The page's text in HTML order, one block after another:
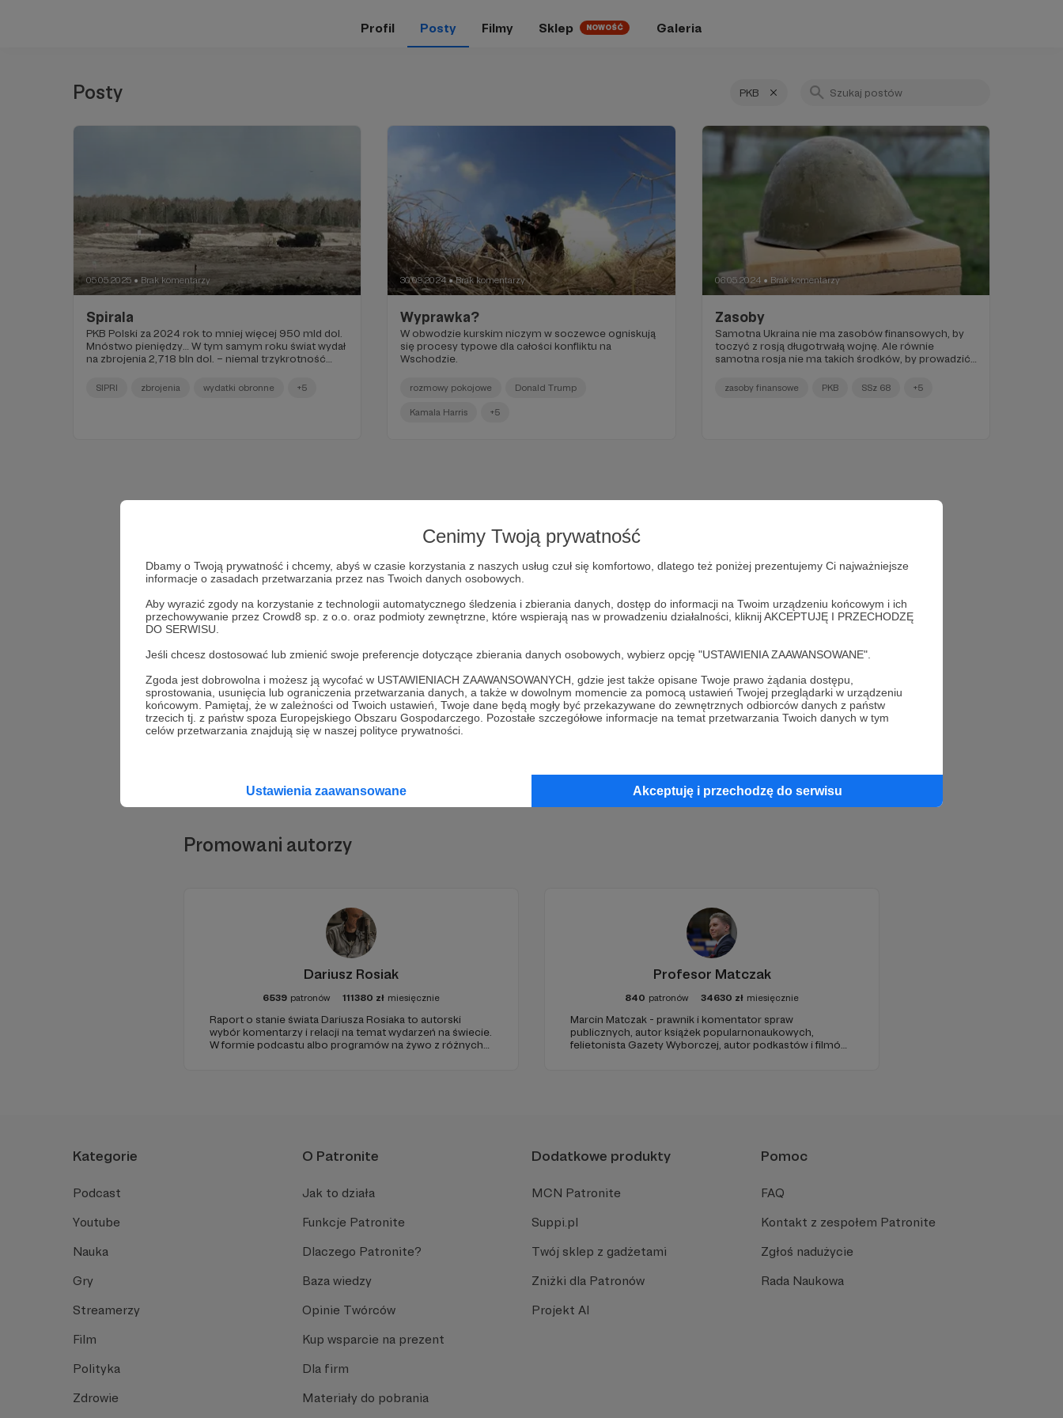
Cenimy Twoją prywatność
Dbamy o Twoją prywatność i chcemy, abyś w czasie korzystania z naszych usług czuł się komfortowo, dlatego też poniżej prezentujemy Ci najważniejsze
informacje o zasadach przetwarzania przez nas Twoich danych osobowych.
Aby wyrazić zgody na korzystanie z technologii automatycznego śledzenia i zbierania danych, dostęp do informacji na Twoim urządzeniu końcowym i ich
przechowywanie przez Crowd8 sp. z o.o. oraz podmioty zewnętrzne, które wspierają nas w prowadzeniu działalności, kliknij AKCEPTUJĘ I PRZECHODZĘ
DO SERWISU.
Jeśli chcesz dostosować lub zmienić swoje preferencje dotyczące zbierania danych osobowych, wybierz opcję "USTAWIENIA ZAAWANSOWANE".
Zgoda jest dobrowolna i możesz ją wycofać w USTAWIENIACH ZAAWANSOWANYCH, gdzie jest także opisane Twoje prawo żądania dostępu,
sprostowania, usunięcia lub ograniczenia przetwarzania danych, a także w dowolnym momencie za pomocą ustawień Twojej przeglądarki w urządzeniu
końcowym. Pamiętaj, że w zależności od Twoich ustawień, Twoje dane będą mogły być przekazywane do zewnętrznych odbiorców danych z państw
trzecich tj. z państw spoza Europejskiego Obszaru Gospodarczego. Pozostałe szczegółowe informacje na temat przetwarzania Twoich danych w tym
celów przetwarzania znajdują się w naszej polityce prywatności.
Ustawienia zaawansowane Akceptuję i przechodzę do serwisu
Profil Posty Filmy Sklep NOWOŚĆ Galeria
Posty PKB
05.05.2025 ● Brak komentarzy
Spirala
PKB Polski za 2024 rok to mniej więcej 950 mld dol.
Mnóstwo pieniędzy… W tym samym roku świat wydał
na zbrojenia 2,718 bln dol. – niemal trzykrotność
Sztokholmskiego Międzynarodowego Instytutu
Badań nad Pokojem (SIPRI).
SIPRI zbrojenia wydatki obronne +5
30.09.2024 ● Brak komentarzy
Wyprawka?
W obwodzie kurskim niczym w soczewce ogniskują
się procesy typowe dla całości konfliktu na
Wschodzie.
rozmowy pokojowe Donald Trump
Kamala Harris +5
06.05.2024 ● Brak komentarzy
Zasoby
Samotna Ukraina nie ma zasobów finansowych, by
toczyć z rosją długotrwałą wojnę. Ale równie
samotna rosja nie ma takich środków, by prowadzić
zasoby finansowe PKB SSz 68 +5
Dołącz do grona Patronów!
Wesprzyj działalność AutoraMarcin Ogdowskijuż teraz!
Promowani autorzy
Dariusz Rosiak
6539 patronów 111380 zł miesięcznie
Raport o stanie świata Dariusza Rosiaka to autorski
wybór komentarzy i relacji na temat wydarzeń na świecie.
W formie podcastu albo programów na żywo z różnych
Profesor Matczak
840 patronów 34630 zł miesięcznie
Marcin Matczak - prawnik i komentator spraw
publicznych, autor książek popularnonaukowych,
felietonista Gazety Wyborczej, autor podkastów i filmów
Kategorie
Podcast
Youtube
Nauka
Gry
Streamerzy
Film
Polityka
Zdrowie
O Patronite
Jak to działa
Funkcje Patronite
Dlaczego Patronite?
Baza wiedzy
Opinie Twórców
Kup wsparcie na prezent
Dla firm
Materiały do pobrania
Dodatkowe produkty
MCN Patronite
Suppi.pl
Twój sklep z gadżetami
Zniżki dla Patronów
Projekt AI
Pomoc
FAQ
Kontakt z zespołem Patronite
Zgłoś nadużycie
Rada Naukowa